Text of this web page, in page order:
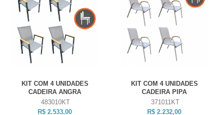
KIT COM 4 UNIDADES
CADEIRA ANGRA
483010KT
R$ 2.533,00
KIT COM 4 UNIDADES
CADEIRA PIPA
371011KT
R$ 2.232,00